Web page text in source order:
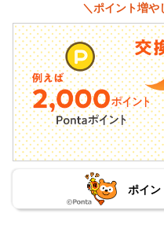
＼ポイント増や
ポイン